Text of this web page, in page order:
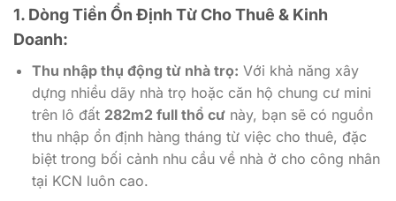
1. Dòng Tiền Ổn Định Từ Cho Thuê & Kinh
Doanh:
Thu nhập thụ động từ nhà trọ: Với khả năng xây
dựng nhiều dãy nhà trọ hoặc căn hộ chung cư mini
trên lô đất 282m2 full thổ cưnày, bạn sẽ có nguồn
thu nhập ổn định hàng tháng từ việc cho thuê, đặc
biệt trong bối cảnh nhu cầu về nhà ở cho công nhân
tại KCN luôn cao.